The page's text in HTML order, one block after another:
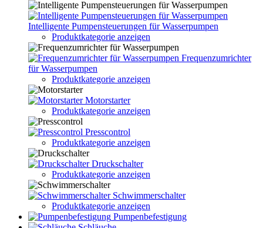
Intelligente Pumpensteuerungen für Wasserpumpen
Produktkategorie anzeigen
Frequenzumrichter
für Wasserpumpen
Produktkategorie anzeigen
Motorstarter
Produktkategorie anzeigen
Presscontrol
Produktkategorie anzeigen
Druckschalter
Produktkategorie anzeigen
Schwimmerschalter
Produktkategorie anzeigen
Pumpenbefestigung